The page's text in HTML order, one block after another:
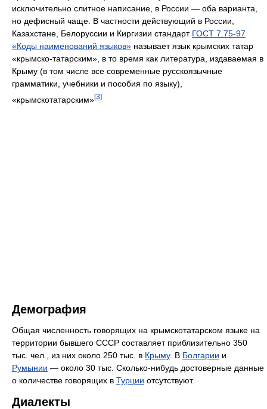
исключительно слитное написание, в России — оба варианта,
но дефисный чаще. В частности действующий в России,
Казахстане, Белоруссии и Киргизии стандарт ГОСТ 7.75-97
«Коды наименований языков» называет язык крымских татар
«крымско-татарским», в то время как литература, издаваемая в
Крыму (в том числе все современные русскоязычные
грамматики, учебники и пособия по языку),
«крымскотатарским»[3]
Демография
Общая численность говорящих на крымскотатарском языке на
территории бывшего СССР составляет приблизительно 350
тыс. чел., из них около 250 тыс. в Крыму. В Болгарии и
Румынии — около 30 тыс. Сколько-нибудь достоверные данные
о количестве говорящих в Турции отсутствуют.
Диалекты